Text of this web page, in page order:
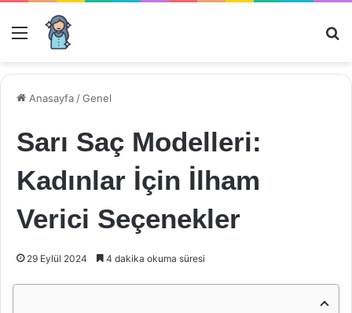
Menü
Anasayfa /Genel
Sarı Saç Modelleri:
Kadınlar İçin İlham
Verici Seçenekler
29 Eylül 2024 4 dakika okuma süresi